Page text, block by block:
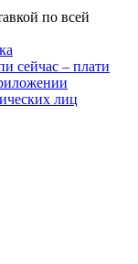
по всей
сейчас – плати
лиц